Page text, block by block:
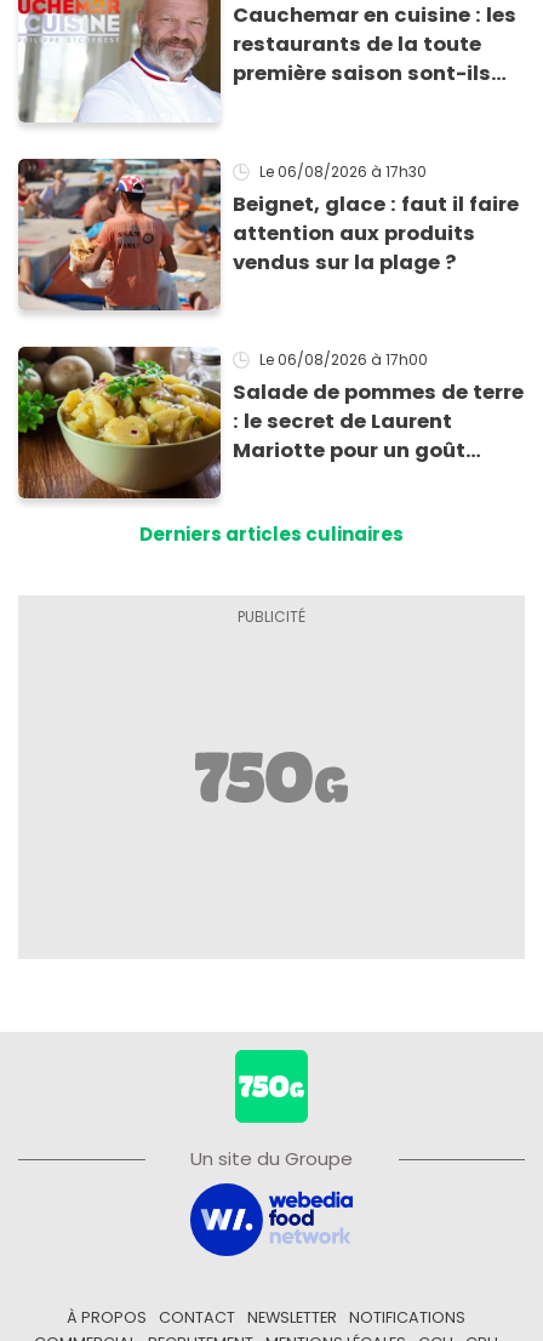
Cauchemar en cuisine : les
restaurants de la toute
première saison sont-ils
Le 06/08/2026 à 17h30
Beignet, glace : faut il faire
attention aux produits
vendus sur la plage ?
Le 06/08/2026 à 17h00
Salade de pommes de terre
: le secret de Laurent
Mariotte pour un goût
Derniers articles culinaires
Un site du Groupe
À PROPOS CONTACT NEWSLETTER
NOTIFICATIONS